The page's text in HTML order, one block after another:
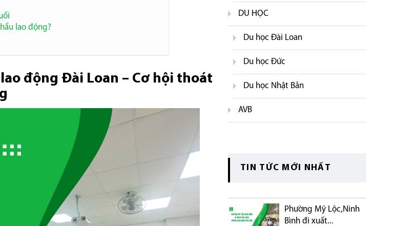
lao động?
động Đài Loan – Cơ hội thoát
DU HỌC
Du học Đài Loan
Du học Đức
Du học Nhật Bản
AVB
TIN TỨC MỚI NHẤT
Phường Mỹ Lộc,Ninh
Bình đi xuất...